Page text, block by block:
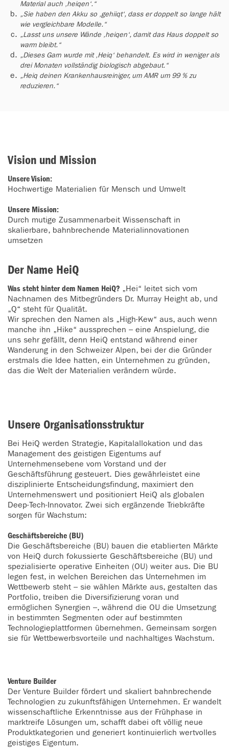
Material auch ‚heiqen‘.“
„Sie haben den Akku so ‚gehiiqt‘, dass er doppelt so lange hält
wie vergleichbare Modelle.“
„Lasst uns unsere Wände ‚heiqen‘, damit das Haus doppelt so
warm bleibt.“
„Dieses Garn wurde mit ‚Heiq‘ behandelt. Es wird in weniger als
drei Monaten vollständig biologisch abgebaut.“
„Heiq deinen Krankenhausreiniger, um AMR um 99 % zu
reduzieren.“
Vision und Mission
Unsere Vision:
Hochwertige Materialien für Mensch und Umwelt
Unsere Mission:
Durch mutige Zusammenarbeit Wissenschaft in
skalierbare, bahnbrechende Materialinnovationen
umsetzen
Der Name HeiQ
Was steht hinter dem Namen HeiQ? „Hei“ leitet sich vom
Nachnamen des Mitbegründers Dr. Murray Height ab, und
„Q“ steht für Qualität.
Wir sprechen den Namen als „High-Kew“ aus, auch wenn
manche ihn „Hike“ aussprechen – eine Anspielung, die
uns sehr gefällt, denn HeiQ entstand während einer
Wanderung in den Schweizer Alpen, bei der die Gründer
erstmals die Idee hatten, ein Unternehmen zu gründen,
das die Welt der Materialien verändern würde.
Unsere Organisationsstruktur
Bei HeiQ werden Strategie, Kapitalallokation und das
Management des geistigen Eigentums auf
Unternehmensebene vom Vorstand und der
Geschäftsführung gesteuert. Dies gewährleistet eine
disziplinierte Entscheidungsfindung, maximiert den
Unternehmenswert und positioniert HeiQ als globalen
Deep-Tech-Innovator. Zwei sich ergänzende Triebkräfte
sorgen für Wachstum:
Geschäftsbereiche (BU)
Die Geschäftsbereiche (BU) bauen die etablierten Märkte
von HeiQ durch fokussierte Geschäftsbereiche (BU) und
spezialisierte operative Einheiten (OU) weiter aus. Die BU
legen fest, in welchen Bereichen das Unternehmen im
Wettbewerb steht – sie wählen Märkte aus, gestalten das
Portfolio, treiben die Diversifizierung voran und
ermöglichen Synergien –, während die OU die Umsetzung
in bestimmten Segmenten oder auf bestimmten
Technologieplattformen übernehmen. Gemeinsam sorgen
sie für Wettbewerbsvorteile und nachhaltiges Wachstum.
Venture Builder
Der Venture Builder fördert und skaliert bahnbrechende
Technologien zu zukunftsfähigen Unternehmen. Er wandelt
wissenschaftliche Erkenntnisse aus der Frühphase in
marktreife Lösungen um, schafft dabei oft völlig neue
Produktkategorien und generiert kontinuierlich wertvolles
geistiges Eigentum.